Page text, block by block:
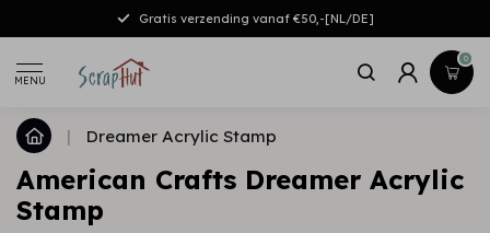
Gratis verzending vanaf €50,-[NL/DE]
MENU
0
| Dreamer Acrylic Stamp
American Crafts Dreamer Acrylic
Stamp